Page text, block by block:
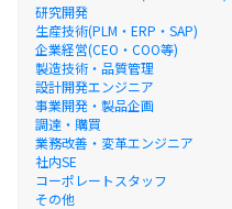
研究開発
生産技術(PLM・ERP・SAP)
企業経営(CEO・COO等)
製造技術・品質管理
設計開発エンジニア
事業開発・製品企画
調達・購買
業務改善・変革エンジニア
社内SE
コーポレートスタッフ
その他